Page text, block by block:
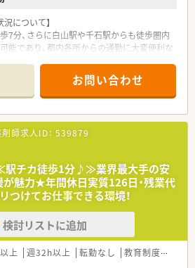
前中のみの13時までとなっており、午後の
ことで週末の充実度が大きく向上する勤務
で業務に励めるよう徹底した労務管理を行
況について】
7分、さらに白山駅や千石駅からも徒歩圏内
能であり、都内各所からの通勤に大変便利な
いる店舗であるため、多種多様な処方箋に触
知見を広げられます。
舗あたり5.5人の薬剤師を配置し、ゆとりあ
す。
上を展開し、調剤事業を核としてOTC販売
業まで幅広く手掛ける業界最大手のチェーン
カラダの健康を追求し地域社会に貢献する」
利便性の高い店舗フォーマットの最適化を推
ールディングスとの経営統合により、売上高
経営基盤を誇り、安定した環境で長く働き続
お問い合わせ
師求人ID： 539879
≪駅チカ徒歩1分♪≫業界最大手の安
魅力★年間休日実質126日・残業代
つけてお仕事できる環境！
検討リストに追加
上 週32h以上 転勤なし 教育制度あり